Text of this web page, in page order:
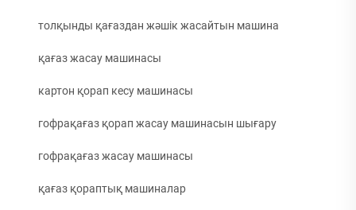
толқынды қағаздан жәшік жасайтын машина
қағаз жасау машинасы
картон қорап кесу машинасы
гофрақағаз қорап жасау машинасын шығару
гофрақағаз жасау машинасы
қағаз қораптық машиналар